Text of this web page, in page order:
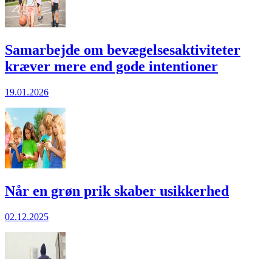
Samarbejde om bevægelsesaktiviteter
kræver mere end gode intentioner
19.01.2026
Når en grøn prik skaber usikkerhed
02.12.2025